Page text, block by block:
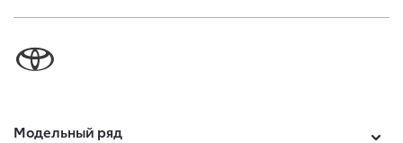
Модельный ряд